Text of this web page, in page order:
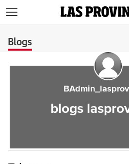
Blogs
blogs